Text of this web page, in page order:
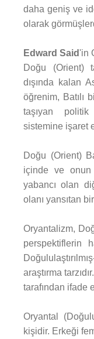
daha geniş ve
olarak
Edward Said 'in
Doğu (Orient)
dışında kalan
öğrenim, Batılı
taşıyan
sistemine işaret
Doğu (Orient)
içinde ve onun
yabancı olan
olanı yansıtan
Oryantalizm,
perspektiflerin
araştırma
tarafından ifade
Oryantal
kişidir. Erkeği